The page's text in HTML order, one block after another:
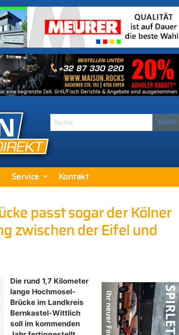
Service Kontakt
passt sogar der Kölner
zwischen der Eifel und
Die rund 1,7 Kilometer
lange Hochmosel-
Brücke im Landkreis
Bernkastel-Wittlich
soll im kommenden